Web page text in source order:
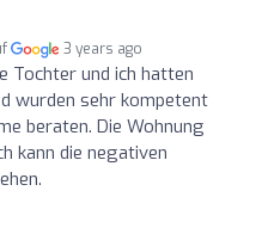
3 years ago
Tochter und ich hatten
wurden sehr kompetent
beraten. Die Wohnung
kann die negativen